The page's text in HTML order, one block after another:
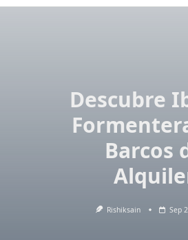
Descubre
Barcos
Rishiksain Sep